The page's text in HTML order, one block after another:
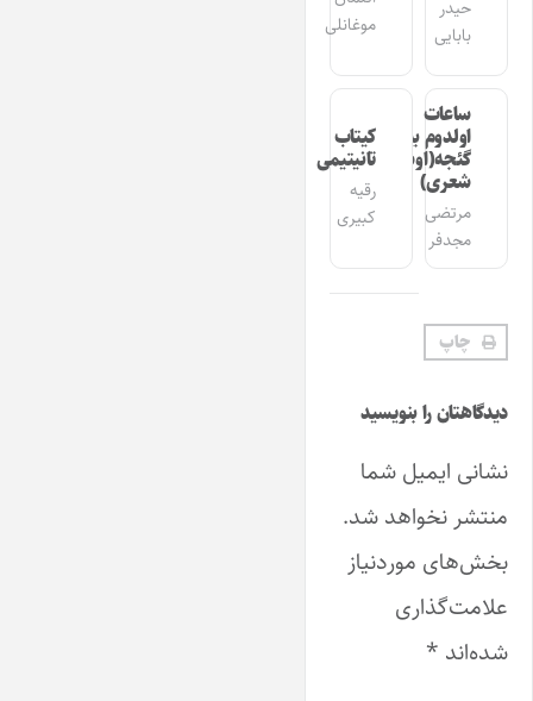
حیدر
بابایی
موغانلی
ساعات
اولدوم بیر
گئجه(اوشاق
شعری)
مرتضی
مجدفر
کیتاب
تانیتیمی
رقیه
کبیری
چاپ
دیدگاهتان را بنویسید
نشانی ایمیل شما
منتشر نخواهد شد.
بخش‌های موردنیاز
علامت‌گذاری
شده‌اند *